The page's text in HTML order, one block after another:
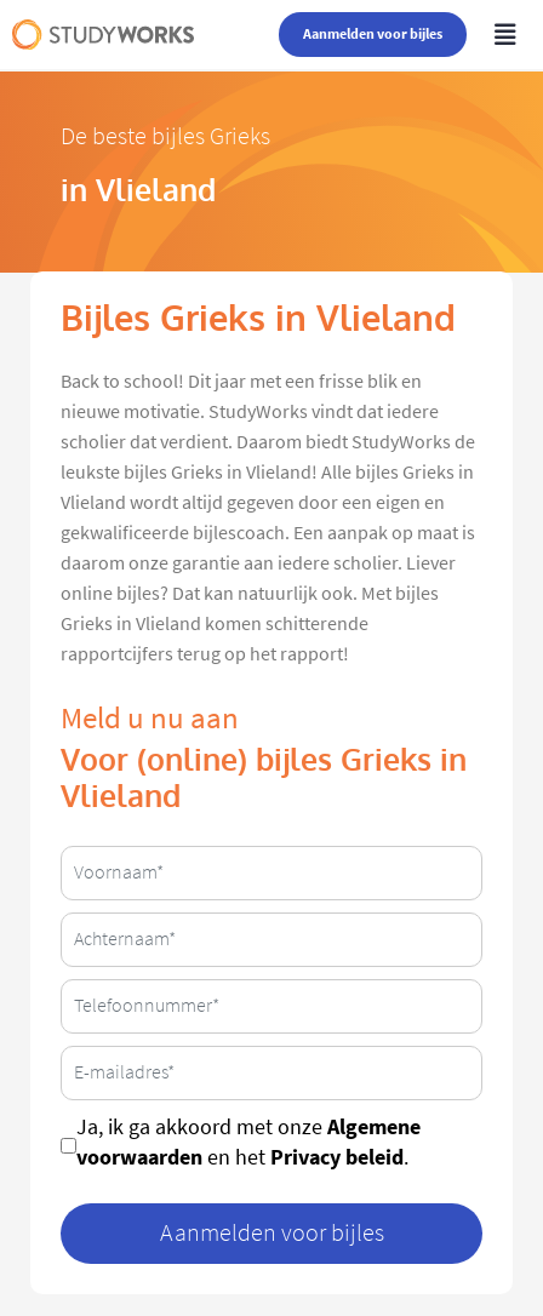
Aanmelden voor bijles
De beste bijles Grieks
in Vlieland
Bijles Grieks in Vlieland
Back to school! Dit jaar met een frisse blik en
nieuwe motivatie. StudyWorks vindt dat iedere
scholier dat verdient. Daarom biedt StudyWorks de
leukste bijles Grieks in Vlieland! Alle bijles Grieks in
Vlieland wordt altijd gegeven door een eigen en
gekwalificeerde bijlescoach. Een aanpak op maat is
daarom onze garantie aan iedere scholier. Liever
online bijles? Dat kan natuurlijk ook. Met bijles
Grieks in Vlieland komen schitterende
rapportcijfers terug op het rapport!
Meld u nu aan
Voor (online) bijles Grieks in
Vlieland
Ja, ik ga akkoord met onzeAlgemene
voorwaardenen het Privacy beleid.
Aanmelden voor bijles